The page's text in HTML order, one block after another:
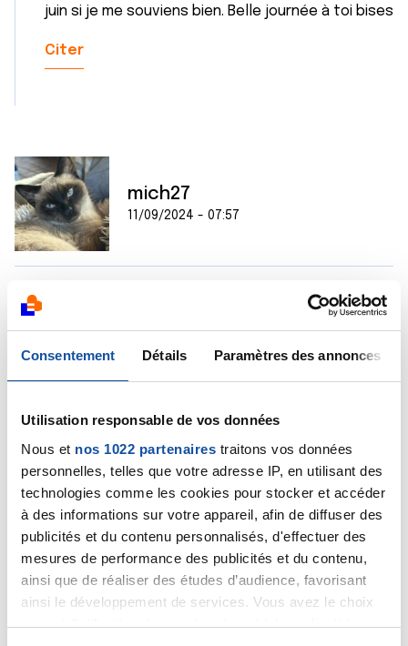
Consentement Détails Paramètres des annonces
Utilisation responsable de vos données
Nous et nos 1022 partenaires traitons vos données
personnelles, telles que votre adresse IP, en utilisant des
technologies comme les cookies pour stocker et accéder
à des informations sur votre appareil, afin de diffuser des
publicités et du contenu personnalisés, d'effectuer des
mesures de performance des publicités et du contenu,
ainsi que de réaliser des études d’audience, favorisant
ainsi le développement de services. Vous avez le choix
quant à l'utilisation de vos données et à leurs finalités.
juin si je me souviens bien. Belle journée à toi bises
Citer
mich27
11/09/2024 - 07:57
J’accroche mon wagon au train de l’amitié pour
Webdouwap qui se fait opérer aujourd’hui. Beaucoup
l’accompagnent vers la guérison 🚂🚃💪🚃🍀🚃☀️🚃🌸
11/09/2024 - 08:43
Coucou, Un énorme courage pour toi aujourd'hui avec